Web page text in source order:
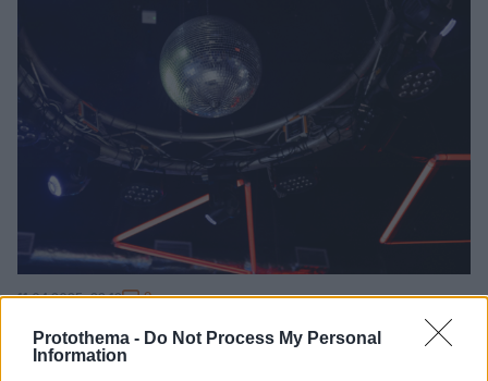
Protothema - Do Not Process My Personal
Information
Τετραήμερο λουκέτο σε γνωστό κλαμπ στο Μπουρνάζι
από την Α.Α.Δ.Ε. - Πολλαπλές παραβάσεις
11.04.2025, 22:12 9